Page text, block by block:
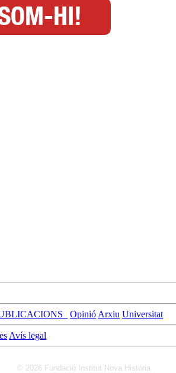
Opinió Arxiu Universitat
Avís legal
© 2026 Fundació Institut Nova Història